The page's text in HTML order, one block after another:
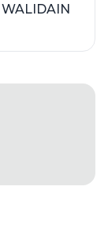
WALIDAIN